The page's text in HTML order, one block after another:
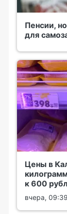
Пенсии,
для
Цены в
к 600
вчера, 09:39